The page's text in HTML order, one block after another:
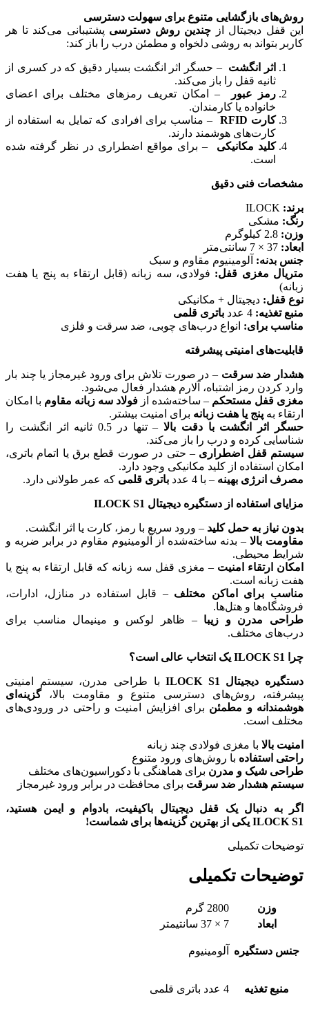
روش‌های بازگشایی متنوع برای سهولت دسترسی
این قفل دیجیتال از چندین روش دسترسی پشتیبانی می‌کند تا هر
کاربر بتواند به روشی دلخواه و مطمئن درب را باز کند:
اثر انگشت – حسگر اثر انگشت بسیار دقیق که در کسری از
ثانیه قفل را باز می‌کند.
رمز عبور
– امکان تعریف رمزهای مختلف برای اعضای
خانواده یا کارمندان.
کارت RFID
– مناسب برای افرادی که تمایل به استفاده از
کارت‌های هوشمند دارند.
کلید مکانیکی – برای مواقع اضطراری در نظر گرفته شده
است.
مشخصات فنی دقیق
برند:
رنگ: مشکی
وزن:
ابعاد:
جنس بدنه: آلومینیوم مقاوم و سبک
متریال مغزی قفل: فولادی، سه زبانه (قابل ارتقاء به پنج یا هفت
زبانه)
نوع قفل: دیجیتال + مکانیکی
منبع تغذیه:
باتری قلمی
مناسب برای: انواع درب‌های چوبی، ضد سرقت و فلزی
قابلیت‌های امنیتی پیشرفته
هشدار ضد سرقت – در صورت تلاش برای ورود غیرمجاز یا چند بار
وارد کردن رمز اشتباه، آلارم هشدار فعال می‌شود.
مغزی قفل مستحکم – ساخته‌شده از فولاد سه زبانه مقاوم با امکان
ارتقاء به پنج یا هفت زبانه برای امنیت بیشتر.
حسگر اثر انگشت با دقت بالا
– تنها در 0.5 ثانیه اثر انگشت را
شناسایی کرده و درب را باز می‌کند.
سیستم قفل اضطراری – حتی در صورت قطع برق یا اتمام باتری،
امکان استفاده از کلید مکانیکی وجود دارد.
مصرف انرژی بهینه – با 4 عدد باتری قلمی که عمر طولانی دارد.
مزایای استفاده از دستگیره دیجیتال ILOCK S1
بدون نیاز به حمل کلید – ورود سریع با رمز، کارت یا اثر انگشت.
مقاومت بالا – بدنه ساخته‌شده از آلومینیوم مقاوم در برابر ضربه و
شرایط محیطی.
امکان ارتقاء امنیت – مغزی قفل سه زبانه که قابل ارتقاء به پنج یا
هفت زبانه است.
مناسب برای اماکن مختلف – قابل استفاده در منازل، ادارات،
فروشگاه‌ها و هتل‌ها.
طراحی مدرن و زیبا – ظاهر لوکس و مینیمال مناسب برای
درب‌های مختلف.
چرا ILOCK S1 یک انتخاب عالی است؟
دستگیره دیجیتال ILOCK S1
با طراحی مدرن، سیستم امنیتی
پیشرفته، روش‌های دسترسی متنوع و مقاومت بالا،گزینه‌ای
هوشمندانه و مطمئن برای افزایش امنیت و راحتی در ورودی‌های
مختلف است.
امنیت بالا با مغزی فولادی چند زبانه
راحتی استفاده با روش‌های ورود متنوع
طراحی شیک و مدرن برای هماهنگی با دکوراسیون‌های مختلف
سیستم هشدار ضد سرقت برای محافظت در برابر ورود غیرمجاز
اگر به دنبال یک قفل دیجیتال باکیفیت، بادوام و ایمن هستید،
ILOCK S1 یکی از بهترین گزینه‌ها برای شماست!
توضیحات تکمیلی
توضیحات تکمیلی
وزن
2800 گرم
ابعاد
7 × 37 سانتیمتر
جنس دستگیره آلومینیوم
منبع تغذیه 4 عدد باتری قلمی